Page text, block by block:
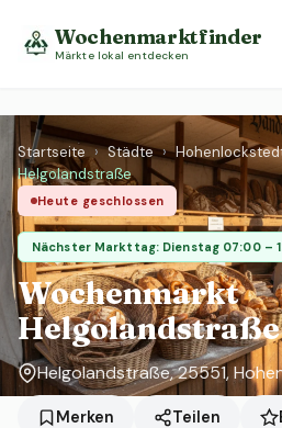
Wochenmarktfinder
Märkte lokal entdecken
Startseite › Städte ›
Helgolandstraße
Heute geschlossen
Nächster Markttag: Dienstag 07:00 –
Wochenmarkt
Helgolandstraße
Helgolandstraße, 25551,
Merken Teilen